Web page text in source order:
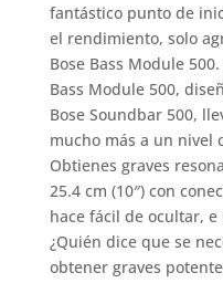
fantástico punto de
el rendimiento, solo
Bose Bass Module
Bass Module 500,
Bose Soundbar 500,
mucho más a un nivel
Obtienes graves
25.4 cm (10″) con
hace fácil de ocultar,
¿Quién dice que se
obtener graves